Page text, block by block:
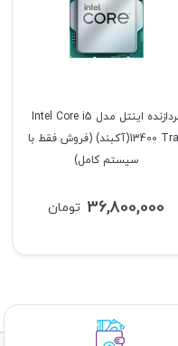
پردازنده اینتل مدل Intel Core i5
13400 Tray(آکبند) (فروش فقط با
سیستم کامل)
تومان 36,800,000